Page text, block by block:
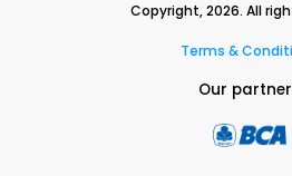
Copyright,2026. All
Terms &
Our